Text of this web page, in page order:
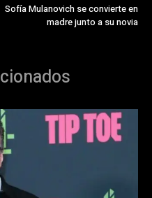
Sofía Mulanovich se convierte en
madre junto a su novia